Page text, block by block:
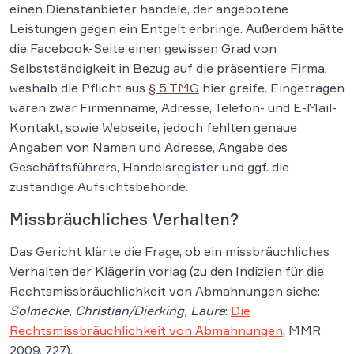
einen Dienstanbieter handele, der angebotene
Leistungen gegen ein Entgelt erbringe. Außerdem hätte
die Facebook-Seite einen gewissen Grad von
Selbstständigkeit in Bezug auf die präsentiere Firma,
weshalb die Pflicht aus § 5 TMG hier greife. Eingetragen
waren zwar Firmenname, Adresse, Telefon- und E-Mail-
Kontakt, sowie Webseite, jedoch fehlten genaue
Angaben von Namen und Adresse, Angabe des
Geschäftsführers, Handelsregister und ggf. die
zuständige Aufsichtsbehörde.
Missbräuchliches Verhalten?
Das Gericht klärte die Frage, ob ein missbräuchliches
Verhalten der Klägerin vorlag (zu den Indizien für die
Rechtsmissbräuchlichkeit von Abmahnungen siehe:
Solmecke, Christian/Dierking, Laura: Die
Rechtsmissbräuchlichkeit von Abmahnungen, MMR
2009, 727).